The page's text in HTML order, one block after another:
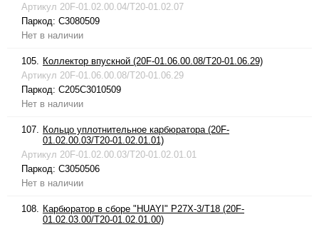
Артикул 20F-01.02.00.04/T20-01.02.07
Паркод: C3080509
Нет в наличии
105.
Коллектор впускной (20F-01.06.00.08/T20-01.06.29)
Артикул 20F-01.06.00.08/T20-01.06.29
Паркод: C205C3010509
Нет в наличии
107.
Кольцо уплотнительное карбюратора (20F-
01.02.00.03/T20-01.02.01.01)
Артикул 20F-01.02.00.03/T20-01.02.01.01
Паркод: C3050506
Нет в наличии
108.
Карбюратор в сборе "HUAYI" P27X-3/T18 (20F-
01.02.03.00/T20-01.02.01.00)